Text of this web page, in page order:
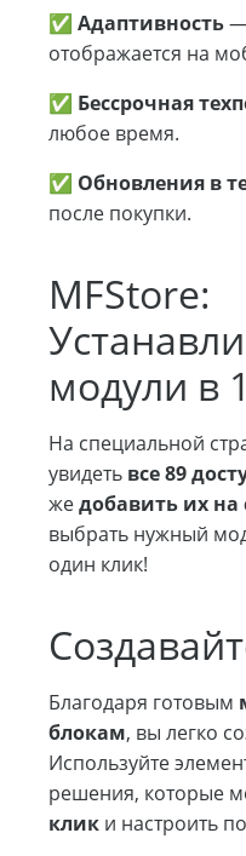
✅ Адаптивность—
отображается на
✅ Бессрочная
любое время.
✅ Обновления в
после покупки.
MFStore:
модули в
На специальной
увидеть все 89
жедобавить их на
выбрать нужный
один клик!
Благодаря готовым
блокам, вы легко
Используйте
решения, которые
клик и настроить